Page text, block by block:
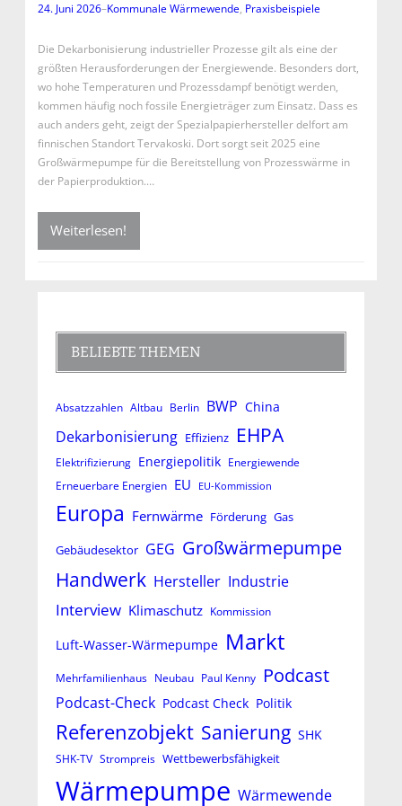
24. Juni 2026–Kommunale Wärmewende, Praxisbeispiele
Die Dekarbonisierung industrieller Prozesse gilt als eine der
größten Herausforderungen der Energiewende. Besonders dort,
wo hohe Temperaturen und Prozessdampf benötigt werden,
kommen häufig noch fossile Energieträger zum Einsatz. Dass es
auch anders geht, zeigt der Spezialpapierhersteller delfort am
finnischen Standort Tervakoski. Dort sorgt seit 2025 eine
Großwärmepumpe für die Bereitstellung von Prozesswärme in
der Papierproduktion.…
Weiterlesen!
BELIEBTE THEMEN
Absatzzahlen Altbau Berlin BWP China
Dekarbonisierung Effizienz EHPA
Elektrifizierung Energiepolitik Energiewende
Erneuerbare Energien EU EU-Kommission
Europa Fernwärme Förderung Gas
Gebäudesektor GEG Großwärmepumpe
Handwerk Hersteller Industrie
Interview Klimaschutz Kommission
Luft-Wasser-Wärmepumpe Markt
Mehrfamilienhaus Neubau Paul Kenny Podcast
Podcast-Check Podcast Check Politik
Referenzobjekt Sanierung SHK
SHK-TV Strompreis Wettbewerbsfähigkeit
Wärmepumpe Wärmewende